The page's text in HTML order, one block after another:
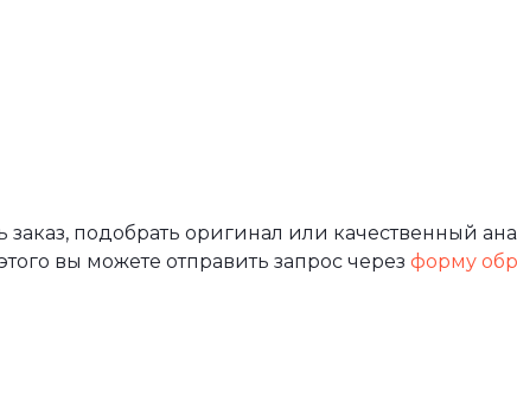
подобрать оригинал или качественный
вы можете отправить запрос через форму